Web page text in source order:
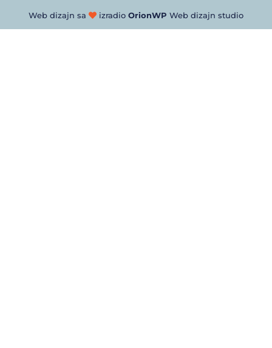
Web dizajn sa izradio OrionWP Web dizajn studio